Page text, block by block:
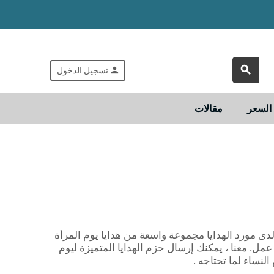
search
person تسجيل الدخول
مقالات
مورد الهدايا مجموعة واسعة من هدايا يوم المرأة
معنا ، يمكنك إرسال حزم الهدايا المتميزة ليوم
لما تحتاجه .